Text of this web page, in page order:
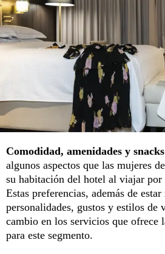
Comodidad, amenidades y
algunos aspectos que las mujeres
su habitación del hotel al viajar
Estas preferencias, además de
personalidades, gustos y estilos de
cambio en los servicios que ofrece
para este segmento.